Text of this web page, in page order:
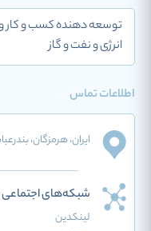
توسعه دهنده کسب و کار
انرژی و نفت و گاز
اطلاعات تماس
ایران، هرمزگان،
شبکه‌های اجتماعی
لینکدین